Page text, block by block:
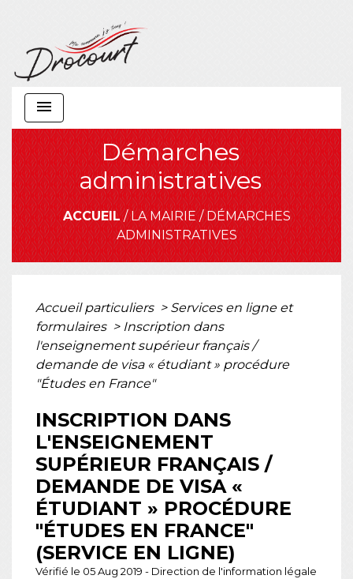
menu
Démarches
administratives
ACCUEIL/LA MAIRIE/DÉMARCHES
ADMINISTRATIVES
Accueil particuliers > Services en ligne et
formulaires > Inscription dans
l'enseignement supérieur français /
demande de visa « étudiant » procédure
"Études en France"
INSCRIPTION DANS
L'ENSEIGNEMENT
SUPÉRIEUR FRANÇAIS /
DEMANDE DE VISA «
ÉTUDIANT » PROCÉDURE
"ÉTUDES EN FRANCE"
(SERVICE EN LIGNE)
Vérifié le 05 Aug 2019 - Direction de l'information légale